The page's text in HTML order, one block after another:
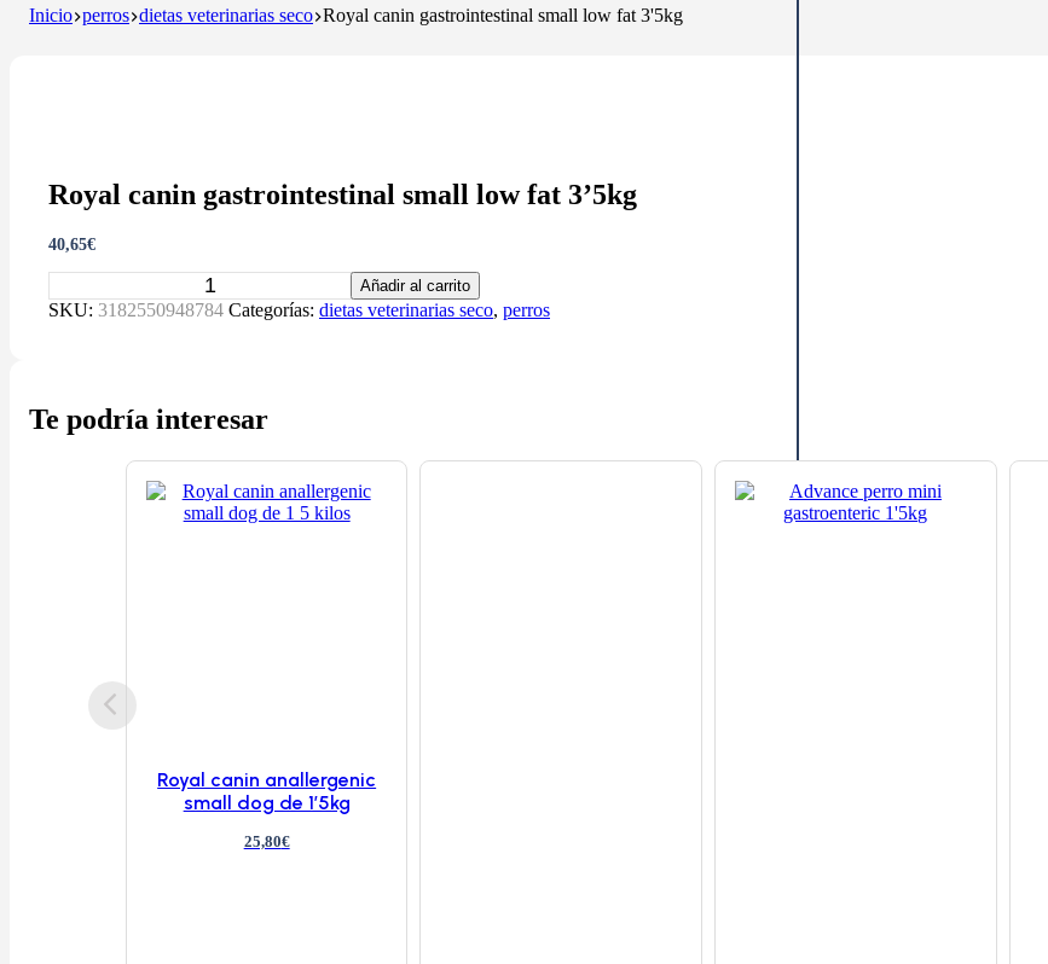
Inicio perros dietas veterinarias seco Royal canin gastrointestinal small low fat 3'5kg
Royal canin gastrointestinal small low fat 3’5kg
40,65€
canin
3'5kg
cantidad
Añadir al carrito
SKU: 3182550948784 Categorías: dietas veterinarias seco, perros
Te podría interesar
Royal canin anallergenic
small dog de 1’5kg
25,80€